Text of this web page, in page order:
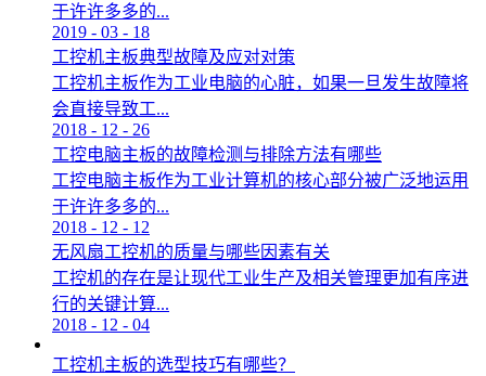
于许许多多的...
2019 - 03 - 18
工控机主板典型故障及应对对策
工控机主板作为工业电脑的心脏，如果一旦发生故障将
会直接导致工...
2018 - 12 - 26
工控电脑主板的故障检测与排除方法有哪些
工控电脑主板作为工业计算机的核心部分被广泛地运用
于许许多多的...
2018 - 12 - 12
无风扇工控机的质量与哪些因素有关
工控机的存在是让现代工业生产及相关管理更加有序进
行的关键计算...
2018 - 12 - 04
工控机主板的选型技巧有哪些？